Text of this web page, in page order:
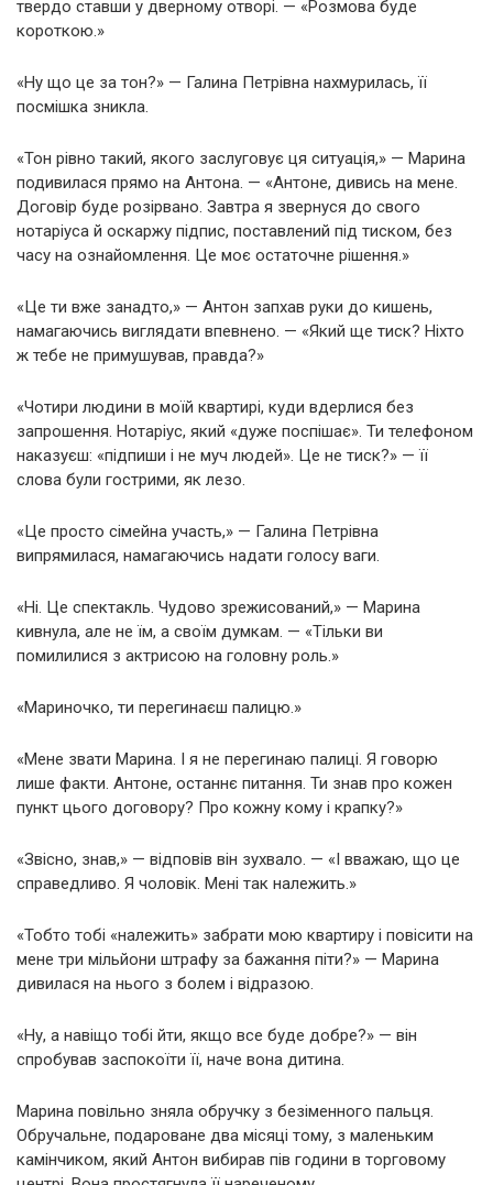
твердо ставши у дверному отворі. — «Розмова буде
короткою.»
«Ну що це за тон?» — Галина Петрівна нахмурилась, її
посмішка зникла.
«Тон рівно такий, якого заслуговує ця ситуація,» — Марина
подивилася прямо на Антона. — «Антоне, дивись на мене.
Договір буде розірвано. Завтра я звернуся до свого
нотаріуса й оскаржу підпис, поставлений під тиском, без
часу на ознайомлення. Це моє остаточне рішення.»
«Це ти вже занадто,» — Антон запхав руки до кишень,
намагаючись виглядати впевнено. — «Який ще тиск? Ніхто
ж тебе не примушував, правда?»
«Чотири людини в моїй квартирі, куди вдерлися без
запрошення. Нотаріус, який «дуже поспішає». Ти телефоном
наказуєш: «підпиши і не муч людей». Це не тиск?» — її
слова були гострими, як лезо.
«Це просто сімейна участь,» — Галина Петрівна
випрямилася, намагаючись надати голосу ваги.
«Ні. Це спектакль. Чудово зрежисований,» — Марина
кивнула, але не їм, а своїм думкам. — «Тільки ви
помилилися з актрисою на головну роль.»
«Мариночко, ти перегинаєш палицю.»
«Мене звати Марина. І я не перегинаю палиці. Я говорю
лише факти. Антоне, останнє питання. Ти знав про кожен
пункт цього договору? Про кожну кому і крапку?»
«Звісно, знав,» — відповів він зухвало. — «І вважаю, що це
справедливо. Я чоловік. Мені так належить.»
«Тобто тобі «належить» забрати мою квартиру і повісити на
мене три мільйони штрафу за бажання піти?» — Марина
дивилася на нього з болем і відразою.
«Ну, а навіщо тобі йти, якщо все буде добре?» — він
спробував заспокоїти її, наче вона дитина.
Марина повільно зняла обручку з безіменного пальця.
Обручальне, подароване два місяці тому, з маленьким
камінчиком, який Антон вибирав пів години в торговому